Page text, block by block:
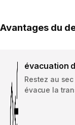
Avantages du
évacuation
Restez au
évacue la